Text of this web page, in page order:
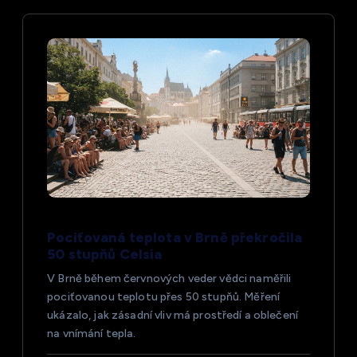
Pociťovaná teplota v Brně překročila
50 stupňů Celsia
V Brně během červnových veder vědci naměřili
pociťovanou teplotu přes 50 stupňů. Měření
ukázalo, jak zásadní vliv má prostředí a oblečení
na vnímání tepla.